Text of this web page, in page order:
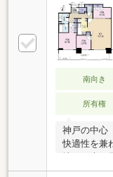
戸。 ゆと
的な住まい
約23.5帖の
ンクローゼ
など、収納
室乾燥機
備・仕様
ンス。充
南向き
所有権
神戸の中心
快適性を兼
【おすすめ